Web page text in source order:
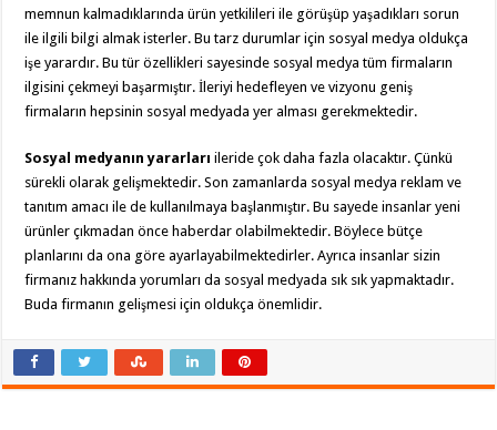
memnun kalmadıklarında ürün yetkilileri ile görüşüp yaşadıkları sorun
ile ilgili bilgi almak isterler. Bu tarz durumlar için sosyal medya oldukça
işe yarardır. Bu tür özellikleri sayesinde sosyal medya tüm firmaların
ilgisini çekmeyi başarmıştır. İleriyi hedefleyen ve vizyonu geniş
firmaların hepsinin sosyal medyada yer alması gerekmektedir.
Sosyal medyanın yararları ileride çok daha fazla olacaktır. Çünkü
sürekli olarak gelişmektedir. Son zamanlarda sosyal medya reklam ve
tanıtım amacı ile de kullanılmaya başlanmıştır. Bu sayede insanlar yeni
ürünler çıkmadan önce haberdar olabilmektedir. Böylece bütçe
planlarını da ona göre ayarlayabilmektedirler. Ayrıca insanlar sizin
firmanız hakkında yorumları da sosyal medyada sık sık yapmaktadır.
Buda firmanın gelişmesi için oldukça önemlidir.